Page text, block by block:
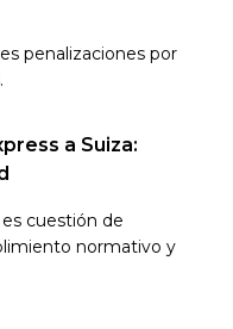
penalizaciones por
a Suiza:
cuestión de
normativo y